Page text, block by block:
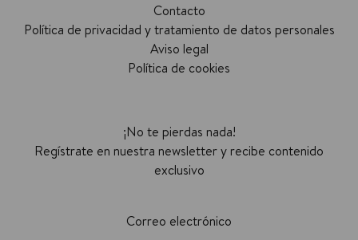
Contacto
Política de privacidad y tratamiento de datos personales
Aviso legal
Política de cookies
¡No te pierdas nada!
Regístrate en nuestra newsletter y recibe contenido
exclusivo
Correo electrónico